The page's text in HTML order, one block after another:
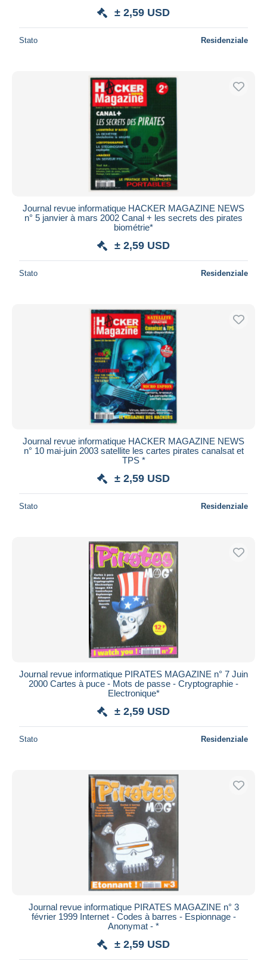
± 2,59 USD
Stato Residenziale
Journal revue informatique HACKER MAGAZINE NEWS
n° 5 janvier à mars 2002 Canal + les secrets des pirates
biométrie*
± 2,59 USD
Stato Residenziale
Journal revue informatique HACKER MAGAZINE NEWS
n° 10 mai-juin 2003 satellite les cartes pirates canalsat et
TPS *
± 2,59 USD
Stato Residenziale
Journal revue informatique PIRATES MAGAZINE n° 7 Juin
2000 Cartes à puce - Mots de passe - Cryptographie -
Electronique*
± 2,59 USD
Stato Residenziale
Journal revue informatique PIRATES MAGAZINE n° 3
février 1999 Internet - Codes à barres - Espionnage -
Anonymat - *
± 2,59 USD